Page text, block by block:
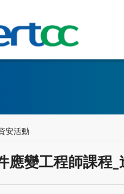
安活動
應變工程師課程_